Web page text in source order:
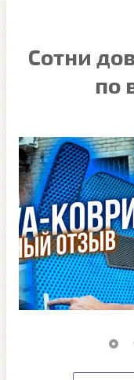
Сотни
по